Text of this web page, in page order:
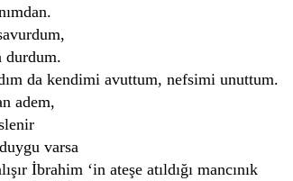
durdum.
da kendimi avuttum, nefsimi unuttum.
adem,
varsa
İbrahim ‘in ateşe atıldığı mancınık